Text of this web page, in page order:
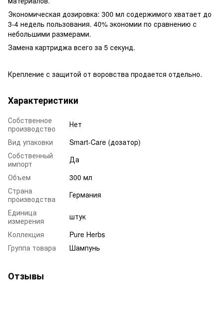
Экономическая дозировка: 300 мл содержимого хватает до
3-4 недель пользования. 40% экономии по сравнению с
небольшими размерами.
Замена картриджа всего за 5 секунд.
Крепление с защитой от воровства продается отдельно.
Характеристики
Собственное
производство
Нет
Вид упаковки
Smart-Care (дозатор)
Собственный
импорт
Да
Объем
300 мл
Страна
производства
Германия
Единица
измерения
штук
Коллекция
Pure Herbs
Группа товара
Шампунь
Отзывы